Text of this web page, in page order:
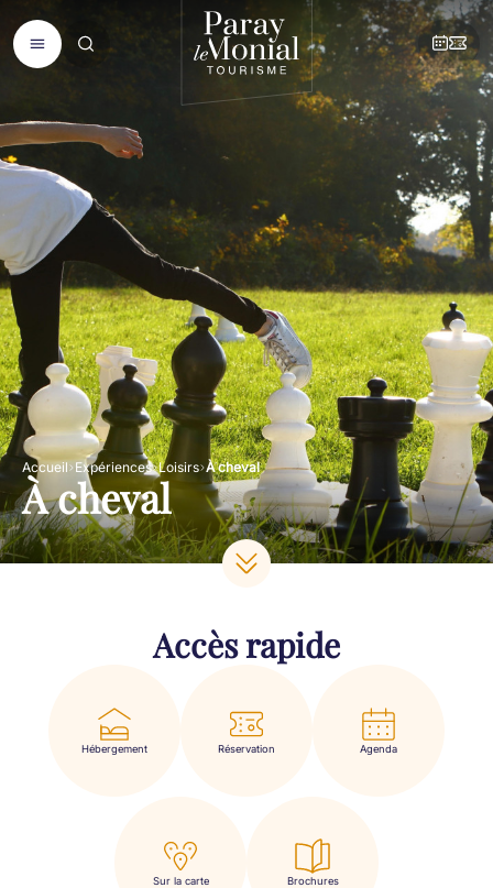
Accueil Expériences Loisirs À cheval
À cheval
Accès rapide
Hébergement Réservation Agenda
Sur la carte Brochures